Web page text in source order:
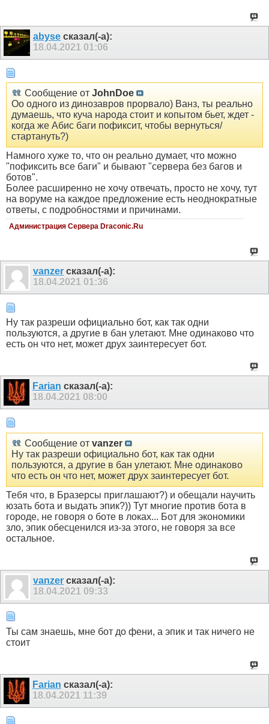
abyse сказал(-а):
18.04.2021 01:06
Сообщение от JohnDoe
Оо одного из динозавров прорвало) Ванз, ты реально
думаешь, что куча народа стоит и копытом бьет, ждет -
когда же Абис баги пофиксит, чтобы вернуться/
стартануть?)
Намного хуже то, что он реально думает, что можно
"пофиксить все баги" и бывают "сервера без багов и
ботов".
Более расширенно не хочу отвечать, просто не хочу, тут
на воруме на каждое предложение есть неоднократные
ответы, с подробностями и причинами.
Администрация Сервера Draconic.Ru
vanzer сказал(-а):
18.04.2021 01:36
Ну так разреши официально бот, как так одни
пользуются, а другие в бан улетают. Мне одинаково что
есть он что нет, может друх заинтересует бот.
Farian сказал(-а):
18.04.2021 08:00
Сообщение от vanzer
Ну так разреши официально бот, как так одни
пользуются, а другие в бан улетают. Мне одинаково
что есть он что нет, может друх заинтересует бот.
Тебя что, в Бразерсы приглашают?) и обещали научить
юзать бота и выдать эпик?)) Тут многие против бота в
городе, не говоря о боте в локах... Бот для экономики
зло, эпик обесценился из-за этого, не говоря за все
остальное.
vanzer сказал(-а):
18.04.2021 09:33
Ты сам знаешь, мне бот до фени, а эпик и так ничего не
стоит
Farian сказал(-а):
18.04.2021 11:39